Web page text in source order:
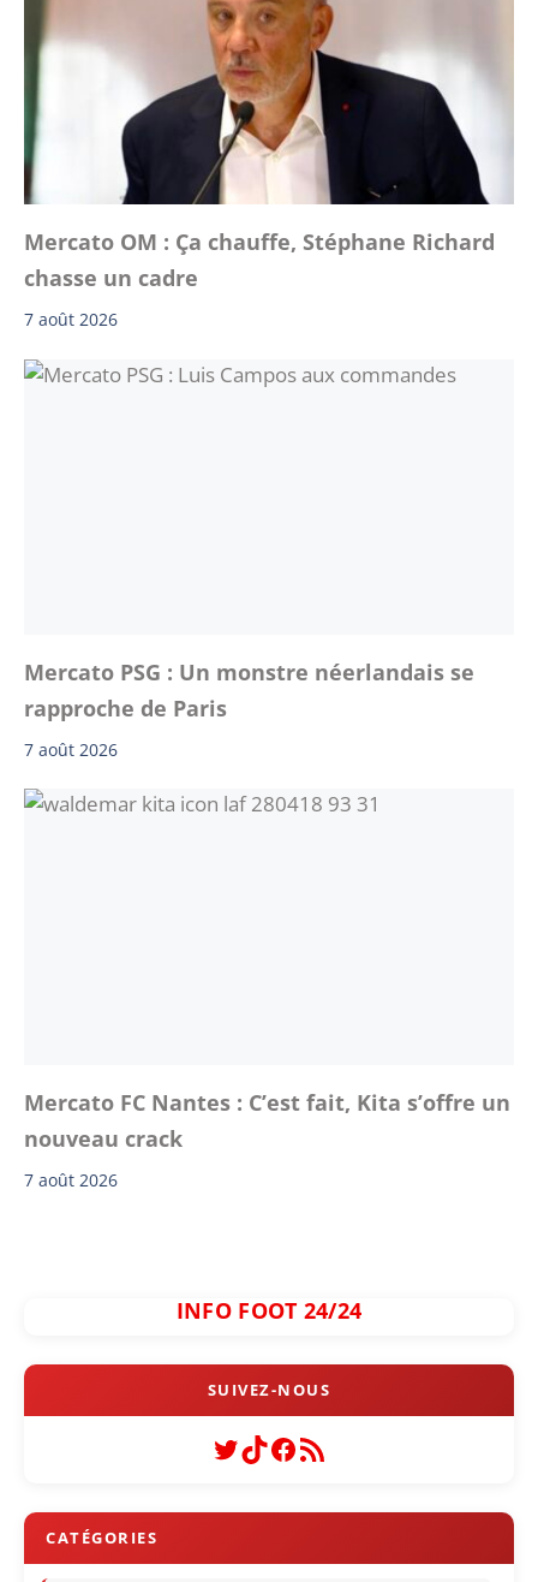
Mercato OM : Ça chauffe, Stéphane Richard
chasse un cadre
7 août 2026
Mercato PSG : Un monstre néerlandais se
rapproche de Paris
7 août 2026
Mercato FC Nantes : C’est fait, Kita s’offre un
nouveau crack
7 août 2026
INFO FOOT 24/24
Twitter
TikTok
Facebook
Flux RSS